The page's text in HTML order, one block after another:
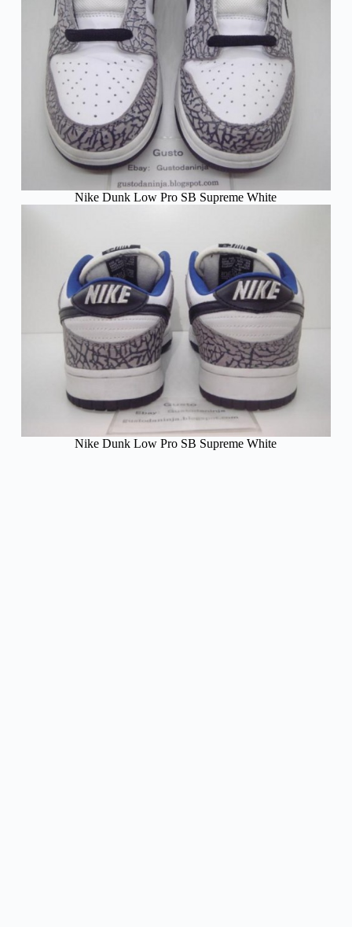
Nike Dunk Low Pro SB Supreme White
Nike Dunk Low Pro SB Supreme White